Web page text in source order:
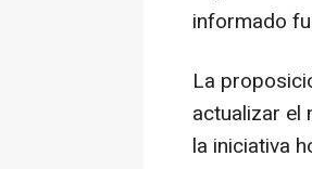
informado
La
actualizar el
la iniciativa